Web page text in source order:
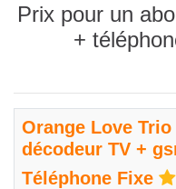
Prix pour un
+
Orange Love
décodeur TV +
Téléphone Fixe